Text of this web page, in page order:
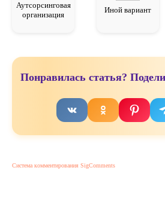
Аутсорсинговая
организация
Иной вариант
Понравилась статья?
Система комментирования SigComments